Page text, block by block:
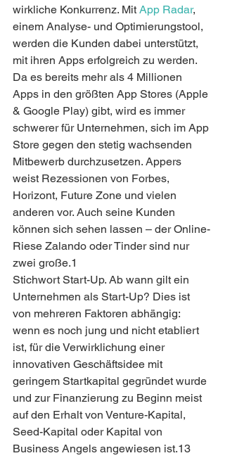
wirkliche Konkurrenz. Mit App Radar,
einem Analyse- und Optimierungstool,
werden die Kunden dabei unterstützt,
mit ihren Apps erfolgreich zu werden.
Da es bereits mehr als 4 Millionen
Apps in den größten App Stores (Apple
& Google Play) gibt, wird es immer
schwerer für Unternehmen, sich im App
Store gegen den stetig wachsenden
Mitbewerb durchzusetzen. Appers
weist Rezessionen von Forbes,
Horizont, Future Zone und vielen
anderen vor. Auch seine Kunden
können sich sehen lassen – der Online-
Riese Zalando oder Tinder sind nur
zwei große.1
Stichwort Start-Up. Ab wann gilt ein
Unternehmen als Start-Up? Dies ist
von mehreren Faktoren abhängig:
wenn es noch jung und nicht etabliert
ist, für die Verwirklichung einer
innovativen Geschäftsidee mit
geringem Startkapital gegründet wurde
und zur Finanzierung zu Beginn meist
auf den Erhalt von Venture-Kapital,
Seed-Kapital oder Kapital von
Business Angels angewiesen ist.13